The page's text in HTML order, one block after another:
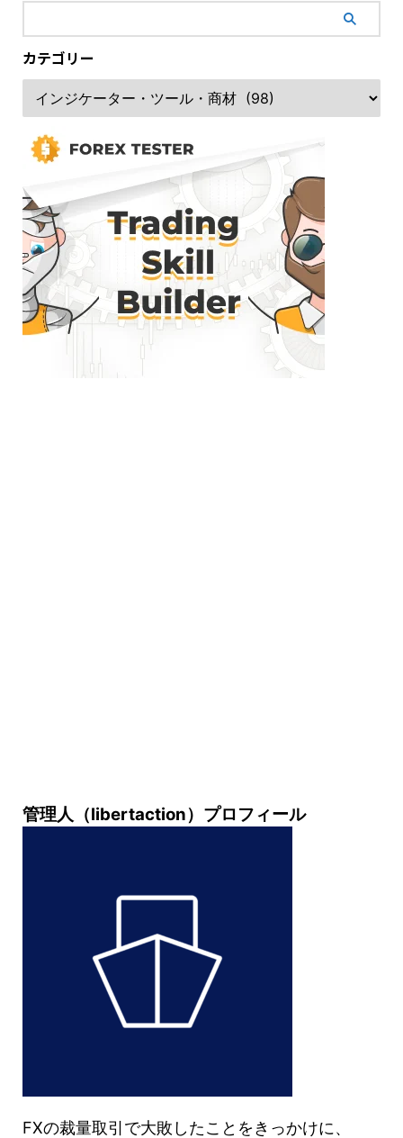
カテゴリー
管理人（libertaction）プロフィール
FXの裁量取引で大敗したことをきっかけに、